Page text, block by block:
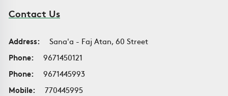
Contact Us
Address:
Sana'a - Faj Atan, 60 Street
Phone:
9671450121
Phone:
9671445993
Mobile:
770445995